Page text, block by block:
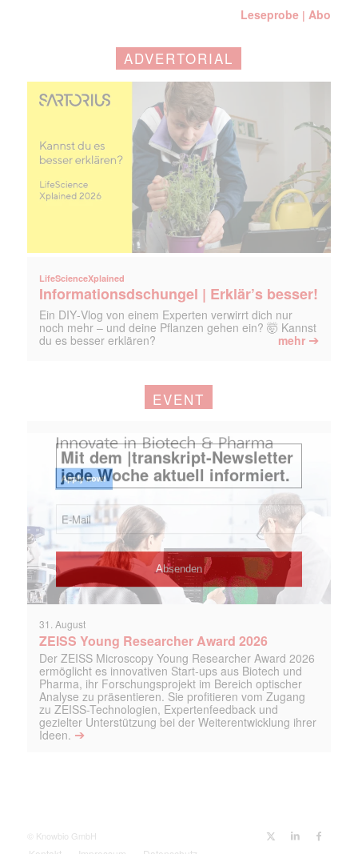
Leseprobe | Abo
ADVERTORIAL
LifeScienceXplained
Informationsdschungel | Erklär’s besser!
Ein DIY‑Vlog von einem Experten verwirrt dich nur
noch mehr – und deine Pflanzen gehen ein? 🤯 Kannst
du es besser erklären?
mehr ➔
EVENT
31. August
ZEISS Young Researcher Award 2026
Der ZEISS Microscopy Young Researcher Award 2026
ermöglicht es innovativen Start-ups aus Biotech und
Pharma, ihr Forschungsprojekt im Bereich optischer
Analyse zu präsentieren. Sie profitieren vom Zugang
zu ZEISS-Technologien, Expertenfeedback und
gezielter Unterstützung bei der Weiterentwicklung ihrer
Ideen. ➔
© Knowbio GmbH